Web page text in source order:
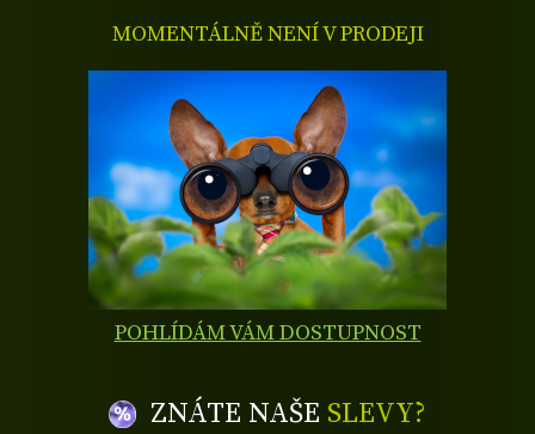
MOMENTÁLNĚ NENÍ V PRODEJI
POHLÍDÁM VÁM DOSTUPNOST
ZNÁTE NAŠE SLEVY?